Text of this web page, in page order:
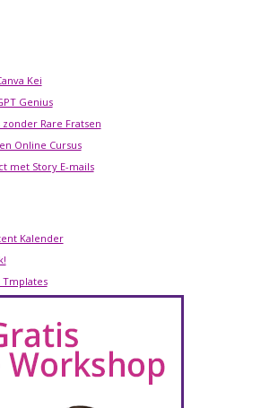
Kei
Genius
zonder Rare Fratsen
Online Cursus
met Story E-mails
Kalender
Tmplates